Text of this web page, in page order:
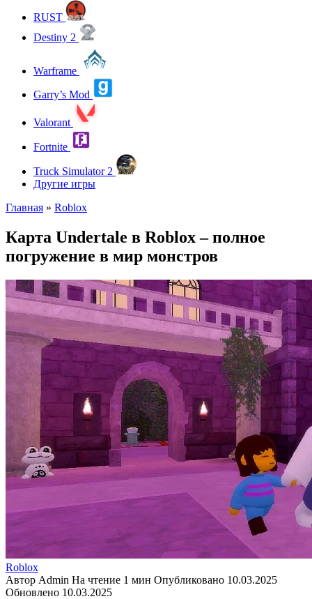
RUST
Destiny 2
Warframe
Garry’s Mod
Valorant
Fortnite
Truck Simulator 2
Другие игры
Главная » Roblox
Карта Undertale в Roblox – полное
погружение в мир монстров
Roblox
Автор Admin На чтение 1 мин Опубликовано 10.03.2025
Обновлено 10.03.2025